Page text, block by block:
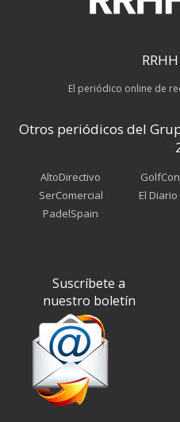
El periódico online de
Otros periódicos del
AltoDirectivo
SerComercial
PadelSpain
El
Suscríbete a
nuestro boletín